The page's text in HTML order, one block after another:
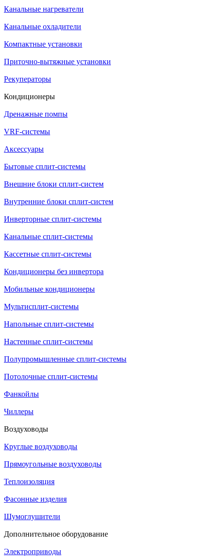
Канальные нагреватели
Канальные охладители
Компактные установки
Приточно-вытяжные установки
Рекуператоры
Кондиционеры
Дренажные помпы
VRF-системы
Аксессуары
Бытовые сплит-системы
Внешние блоки сплит-систем
Внутренние блоки сплит-систем
Инверторные сплит-системы
Канальные сплит-системы
Кассетные сплит-системы
Кондиционеры без инвертора
Мобильные кондиционеры
Мультисплит-системы
Напольные сплит-системы
Настенные сплит-системы
Полупромышленные сплит-системы
Потолочные сплит-системы
Фанкойлы
Чиллеры
Воздуховоды
Круглые воздуховоды
Прямоугольные воздуховоды
Теплоизоляция
Фасонные изделия
Шумоглушители
Дополнительное оборудование
Электроприводы